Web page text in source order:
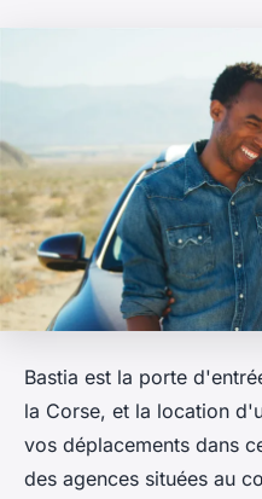
Bastia est la porte
la Corse, et la location
vos déplacements dans
des agences situées au